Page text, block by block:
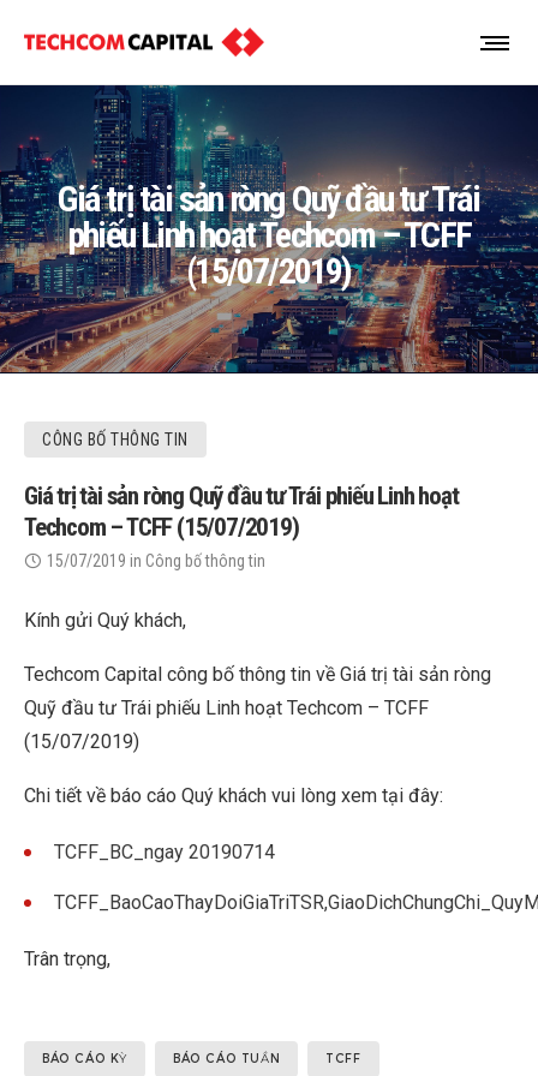
Giá trị tài sản ròng Quỹ đầu tư Trái
phiếu Linh hoạt Techcom – TCFF
(15/07/2019)
CÔNG BỐ THÔNG TIN
Giá trị tài sản ròng Quỹ đầu tư Trái phiếu Linh hoạt
Techcom – TCFF (15/07/2019)
15/07/2019 in Công bố thông tin
Kính gửi Quý khách,
Techcom Capital công bố thông tin về Giá trị tài sản ròng
Quỹ đầu tư Trái phiếu Linh hoạt Techcom – TCFF
(15/07/2019)
Chi tiết về báo cáo Quý khách vui lòng xem tại đây:
TCFF_BC_ngay 20190714
Trân trọng,
BÁO CÁO KỲ BÁO CÁO TUẦN TCFF